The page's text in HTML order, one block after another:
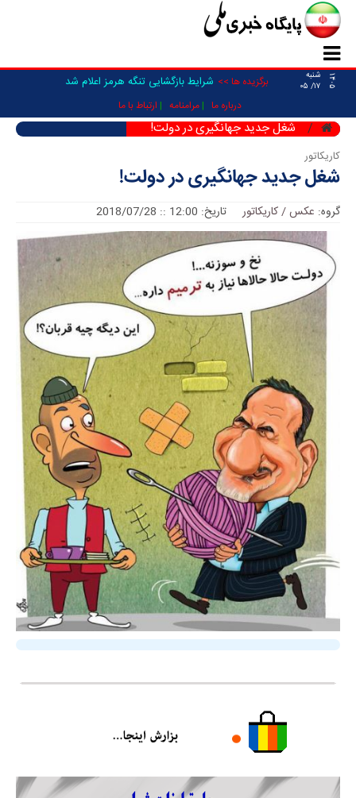
۱۴۰۵
شنبه
۱۷/ ۰۵
برگزیده ها >> شرایط بازگشایی تنگه هرمز اعلام شد
درباره ما مرامنامه ارتباط با ما
شغل جدید جهانگیری در دولت!
کاریکاتور
شغل جدید جهانگیری در دولت!
گروه: عکس / کاریکاتور تاریخ: 12:00 :: 2018/07/28